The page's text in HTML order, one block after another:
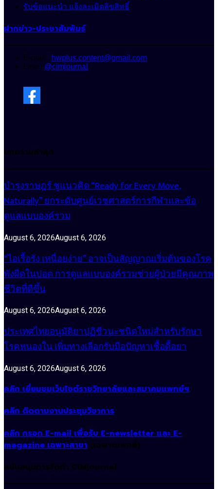
รับข้อแนะนำ แจ้งละเมิดลิขสิทธิ์
ฝากข่าว-ประชาสัมพันธ์
E-mail : hwplus.content@gmail.com
Line : @cimjournal
บทความล่าสุด
บำรุงราษฎร์ ชูแนวคิด “Ready for Every Move,
Naturally” ยกระดับศูนย์เวชศาสตร์การกีฬาและข้อ
ดูแลแบบองค์รวม
August 6, 2026August 6, 2026
“ไอเรื้อรัง เหนื่อยง่าย” อาจเป็นสัญญาณเริ่มต้นของโรค
พังผืดในปอด การดูแลแบบองค์รวมช่วยผู้ป่วยมีคุณภาพ
ชีวิตที่ดีขึ้น
August 6, 2026August 6, 2026
ประเทศไทยอนุมัติยาปฏิชีวนะชนิดใหม่สำหรับรักษา
โรคหนองใน เพิ่มทางเลือกรับมือปัญหาเชื้อดื้อยา
August 6, 2026August 6, 2026
คลิก เยี่ยมชมเว็บไซต์ราชวิทยาลัยและสมาคมแพทย์ฯ
คลิก ติดตามงานประชุมวิชาการ
คลิก กรอก E-mail เพื่อรับ E-newsletter และ E-
magazine เฉพาะสาขา (เฉพาะแพทย์)
สนับสนุนการจัดทำ CIMjournal